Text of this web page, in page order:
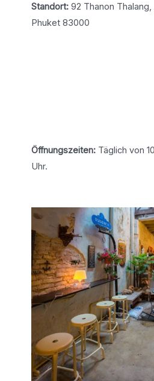
Standort:92 Thanon
Phuket 83000
Öffnungszeiten:Täglich von
Uhr.